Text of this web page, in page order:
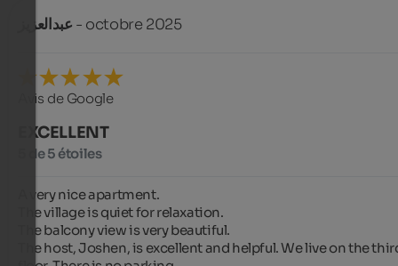
عبدالعزيز - octobre 2025
Avis de Google
EXCELLENT
5 de 5 étoiles
A very nice apartment.
The village is quiet for relaxation.
The balcony view is very beautiful.
The host, Joshen, is excellent and helpful. We live on the